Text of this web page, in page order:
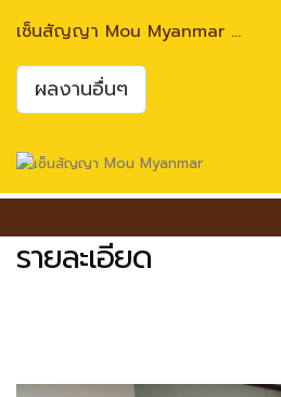
เซ็นสัญญา Mou Myanmar ...
ผลงานอื่นๆ
รายละเอียด